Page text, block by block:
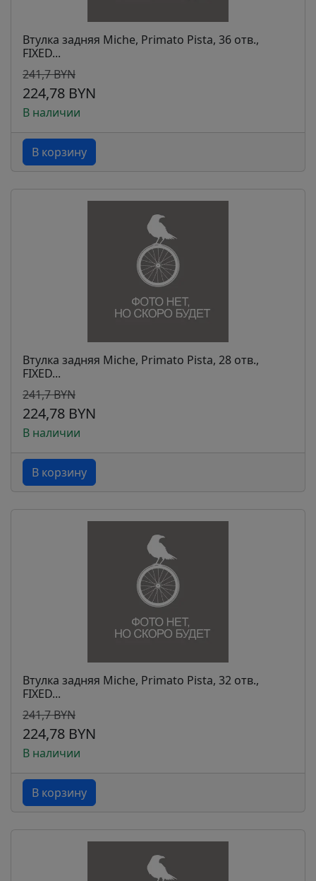
Втулка задняя Miche, Primato Pista, 36 отв.,
FIXED...
241,7 BYN
224,78 BYN
В наличии
В корзину
Втулка задняя Miche, Primato Pista, 28 отв.,
FIXED...
241,7 BYN
224,78 BYN
В наличии
В корзину
Втулка задняя Miche, Primato Pista, 32 отв.,
FIXED...
241,7 BYN
224,78 BYN
В наличии
В корзину